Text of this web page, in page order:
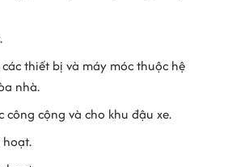
thiết bị và máy móc thuộc hệ
nhà.
công cộng và cho khu đậu xe.
hoạt.